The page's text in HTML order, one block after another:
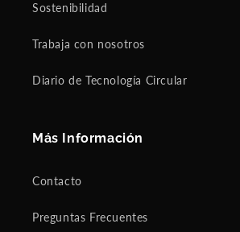
Sostenibilidad
Trabaja con nosotros
Diario de Tecnología Circular
Más Información
Contacto
Preguntas Frecuentes